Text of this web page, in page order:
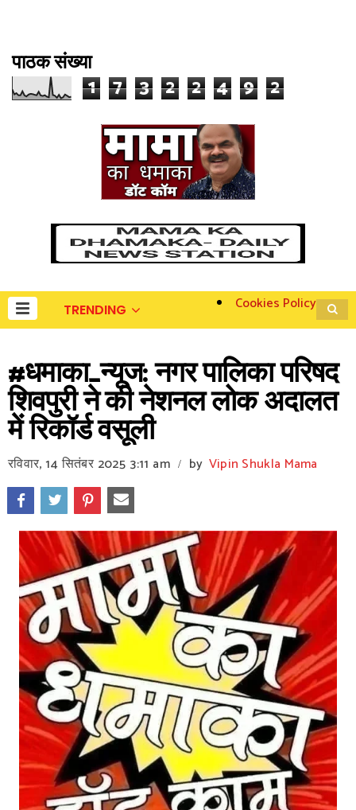
पाठक संख्या
1 7 3 2 2 4 9 2
TRENDING Cookies Policy
#धमाका_न्यूज: नगर पालिका परिषद
शिवपुरी ने की नेशनल लोक अदालत
में रिकॉर्ड वसूली
रविवार, 14 सितंबर 2025 3:11 am / by Vipin Shukla Mama